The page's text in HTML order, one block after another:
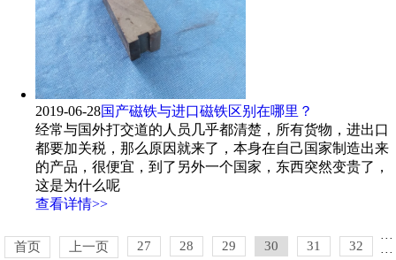
2019-06-28国产磁铁与进口磁铁区别在哪里？
经常与国外打交道的人员几乎都清楚，所有货物，进出口
都要加关税，那么原因就来了，本身在自己国家制造出来
的产品，很便宜，到了另外一个国家，东西突然变贵了，
这是为什么呢
查看详情>>
首页 上一页
···
27 28 29 30 31 32 ···